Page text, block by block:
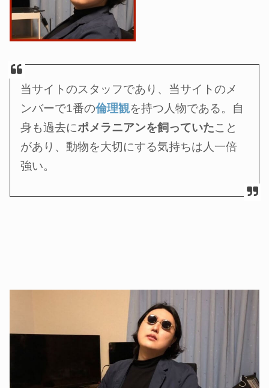
当サイトのスタッフであり、当サイトのメ
ンバーで1番の倫理観を持つ人物である。自
身も過去にポメラニアンを飼っていたこと
があり、動物を大切にする気持ちは人一倍
強い。